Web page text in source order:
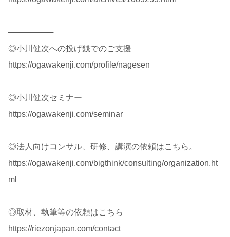
────────
◎小川健次への投げ銭でのご支援
https://ogawakenji.com/profile/nagesen
◎小川健次セミナー
https://ogawakenji.com/seminar
◎法人向けコンサル、研修、講演の依頼はこちら。
https://ogawakenji.com/bigthink/consulting/organization.ht
ml
◎取材、執筆等の依頼はこちら
https://riezonjapan.com/contact